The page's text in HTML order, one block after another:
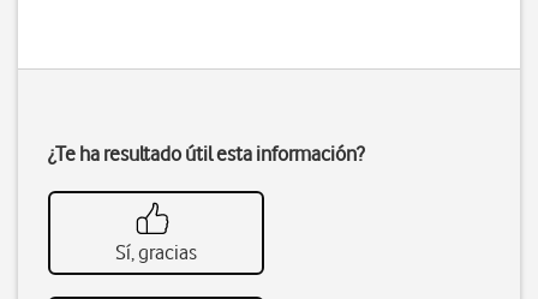
¿Te ha resultado útil esta información?
Sí, gracias